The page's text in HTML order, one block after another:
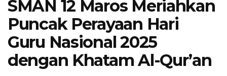
SMAN 12 Maros Meriahkan
Puncak Perayaan Hari
Guru Nasional 2025
dengan Khatam Al-Qur’an